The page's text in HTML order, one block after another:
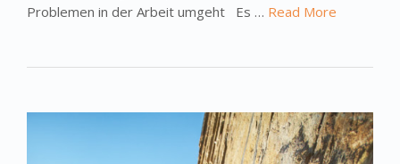
Problemen in der Arbeit umgeht Es … Read More